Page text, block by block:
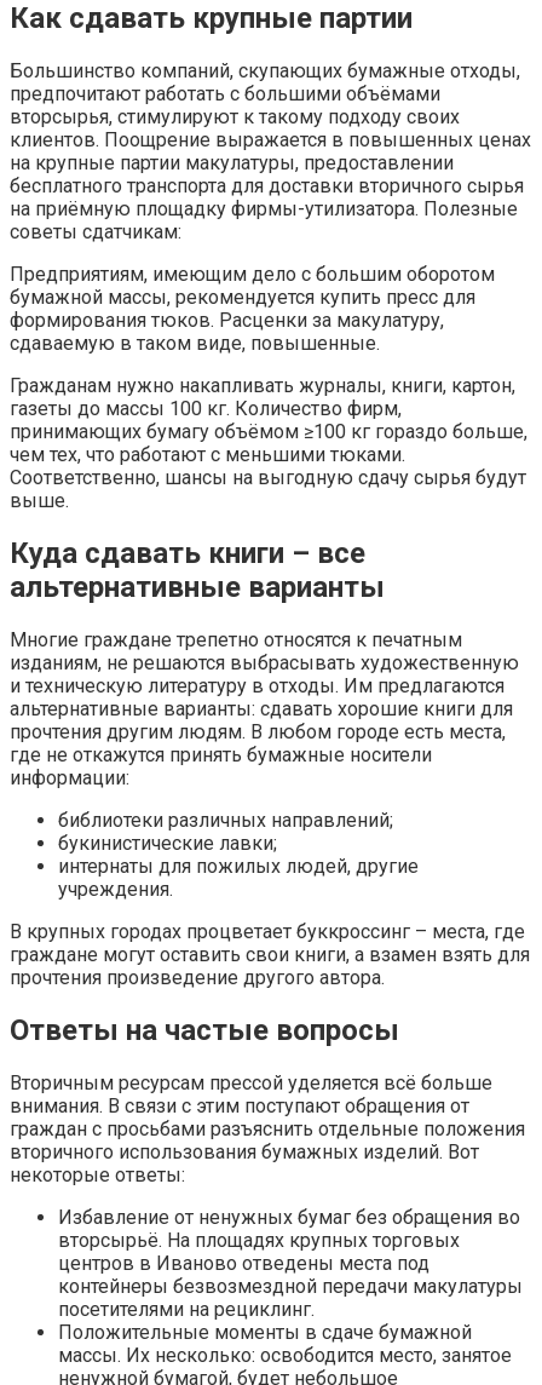
Как сдавать крупные партии
Большинство компаний, скупающих бумажные отходы,
предпочитают работать с большими объёмами
вторсырья, стимулируют к такому подходу своих
клиентов. Поощрение выражается в повышенных ценах
на крупные партии макулатуры, предоставлении
бесплатного транспорта для доставки вторичного сырья
на приёмную площадку фирмы-утилизатора. Полезные
советы сдатчикам:
Предприятиям, имеющим дело с большим оборотом
бумажной массы, рекомендуется купить пресс для
формирования тюков. Расценки за макулатуру,
сдаваемую в таком виде, повышенные.
Гражданам нужно накапливать журналы, книги, картон,
газеты до массы 100 кг. Количество фирм,
принимающих бумагу объёмом ≥100 кг гораздо больше,
чем тех, что работают с меньшими тюками.
Соответственно, шансы на выгодную сдачу сырья будут
выше.
Куда сдавать книги – все
альтернативные варианты
Многие граждане трепетно относятся к печатным
изданиям, не решаются выбрасывать художественную
и техническую литературу в отходы. Им предлагаются
альтернативные варианты: сдавать хорошие книги для
прочтения другим людям. В любом городе есть места,
где не откажутся принять бумажные носители
информации:
библиотеки различных направлений;
букинистические лавки;
интернаты для пожилых людей, другие
учреждения.
В крупных городах процветает буккроссинг – места, где
граждане могут оставить свои книги, а взамен взять для
прочтения произведение другого автора.
Ответы на частые вопросы
Вторичным ресурсам прессой уделяется всё больше
внимания. В связи с этим поступают обращения от
граждан с просьбами разъяснить отдельные положения
вторичного использования бумажных изделий. Вот
некоторые ответы:
Избавление от ненужных бумаг без обращения во
вторсырьё. На площадях крупных торговых
центров в Иваново отведены места под
контейнеры безвозмездной передачи макулатуры
посетителями на рециклинг.
Положительные моменты в сдаче бумажной
массы. Их несколько: освободится место, занятое
ненужной бумагой, будет небольшое